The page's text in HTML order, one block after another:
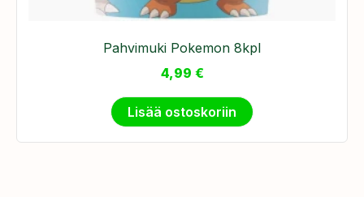
Pahvimuki Pokemon 8kpl
4,99 €
Lisää ostoskoriin